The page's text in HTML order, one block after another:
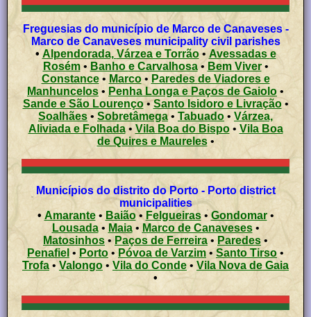
Freguesias do município de Marco de Canaveses -
Marco de Canaveses municipality civil parishes
•
Alpendorada, Várzea e Torrão• Avessadas e
Rosém• Banho e Carvalhosa• Bem Viver•
Constance• Marco• Paredes de Viadores e
Manhuncelos • Penha Longa e Paços de Gaiolo •
Sande e São Lourenço• Santo Isidoro e Livração•
Soalhães• Sobretâmega• Tabuado • Várzea,
Aliviada e Folhada• Vila Boa do Bispo• Vila Boa
de Quires e Maureles•
Municípios do distrito do Porto - Porto district
municipalities
• Amarante• Baião• Felgueiras• Gondomar•
Lousada• Maia• Marco de Canaveses•
Matosinhos • Paços de Ferreira • Paredes •
Penafiel • Porto • Póvoa de Varzim • Santo Tirso •
Trofa •Valongo • Vila do Conde • Vila Nova de Gaia
•